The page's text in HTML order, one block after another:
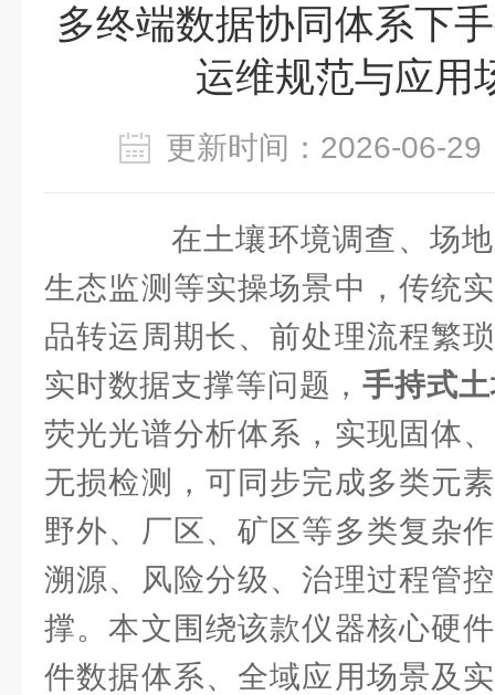
多终端数据协同体系下
运维规范与应用
更新时间：2026-
在土壤环境调查、场地
生态监测等实操场景中，传统
品转运周期长、前处理流程繁
实时数据支撑等问题，手持式
荧光光谱分析体系，实现固体
无损检测，可同步完成多类元
野外、厂区、矿区等多类复杂
溯源、风险分级、治理过程管
撑。本文围绕该款仪器核心硬
件数据体系、全域应用场景及